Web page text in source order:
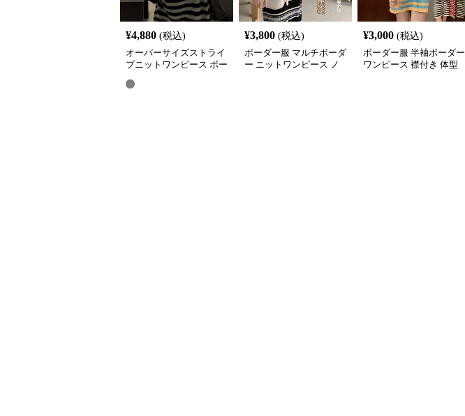
¥4,880 (税込)
オーバーサイズストライ
プニットワンピース ボー
¥3,800 (税込)
ボーダー服 マルチボーダ
ー ニットワンピース ノ
¥3,000 (税込)
ボーダー服 半袖ボーダー
ワンピース 襟付き 体型